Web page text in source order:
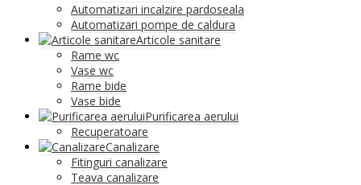
Automatizari incalzire pardoseala
Automatizari pompe de caldura
Articole sanitare
Rame wc
Vase wc
Rame bide
Vase bide
Purificarea aerului
Recuperatoare
Canalizare
Fitinguri canalizare
Teava canalizare